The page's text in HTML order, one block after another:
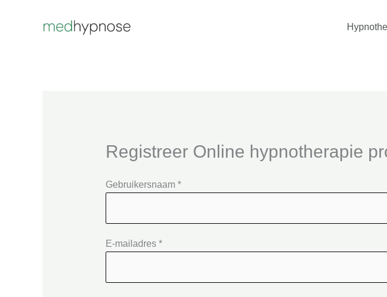
Registreer Online hypnotherapie
Gebruikersnaam *
E-mailadres *